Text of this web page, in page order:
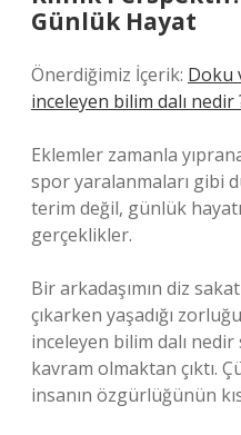
Günlük Hayat
Önerdiğimiz İçerik: Doku
inceleyen bilim dalı nedir
Eklemler zamanla
spor yaralanmaları gibi
terim değil, günlük
gerçeklikler.
Bir arkadaşımın diz
çıkarken yaşadığı
inceleyen bilim dalı
kavram olmaktan çıktı.
insanın özgürlüğünün